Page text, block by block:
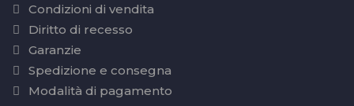
Condizioni di vendita
Diritto di recesso
Garanzie
Spedizione e consegna
Modalità di pagamento